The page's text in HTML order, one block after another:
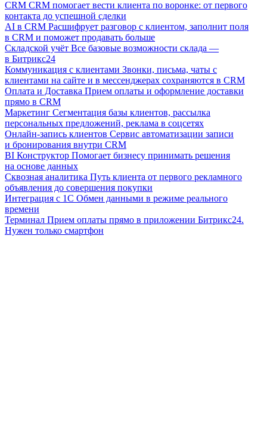
CRM CRM помогает вести клиента по воронке: от первого
контакта до успешной сделки
AI в CRM Расшифрует разговор с клиентом, заполнит поля
в CRM и поможет продавать больше
Складской учёт Все базовые возможности склада —
в Битрикс24
Коммуникация с клиентами Звонки, письма, чаты с
клиентами на сайте и в мессенджерах сохраняются в CRM
Оплата и Доставка Прием оплаты и оформление доставки
прямо в CRM
Маркетинг Сегментация базы клиентов, рассылка
персональных предложений, реклама в соцсетях
Онлайн-запись клиентов Сервис автоматизации записи
и бронирования внутри CRM
BI Конструктор Помогает бизнесу принимать решения
на основе данных
Сквозная аналитика Путь клиента от первого рекламного
объявления до совершения покупки
Интеграция с 1С Обмен данными в режиме реального
времени
Терминал Прием оплаты прямо в приложении Битрикс24.
Нужен только смартфон